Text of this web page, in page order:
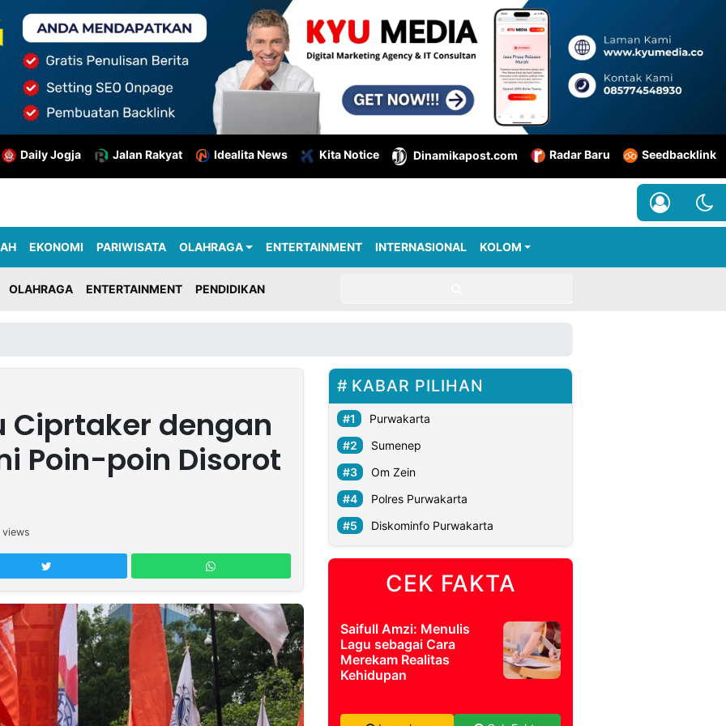
Daily Jogja Jalan Rakyat Idealita News Kita Notice Dinamikapost.com Radar Baru Seedbacklink
EKONOMI PARIWISATA OLAHRAGA ENTERTAINMENT INTERNASIONAL KOLOM
OLAHRAGA ENTERTAINMENT PENDIDIKAN
Ciprtaker dengan
Poin-poin Disorot
views
KABAR PILIHAN
Purwakarta
Sumenep
Om Zein
Polres Purwakarta
Diskominfo Purwakarta
CEK FAKTA
Saifull Amzi: Menulis
Lagu sebagai Cara
Merekam Realitas
Kehidupan